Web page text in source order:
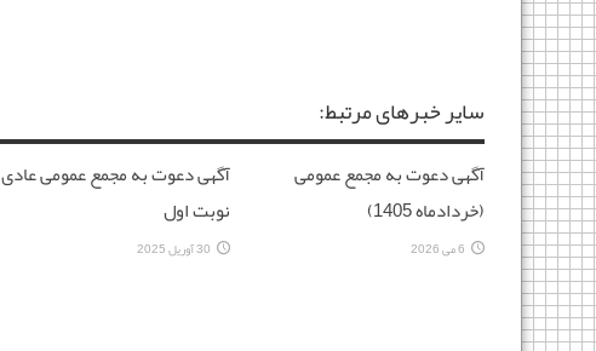
سایر خبرهای مرتبط:
آگهی دعوت به مجمع عمومی
(خردادماه 1405)
6 می 2026
آگهی دعوت به مجمع عمومی عادی
نوبت اول
30 آوریل 2025